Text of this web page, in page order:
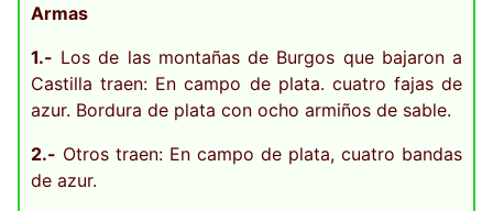
Armas
1.- Los de las montañas de Burgos que bajaron a
Castilla traen: En campo de plata. cuatro fajas de
azur. Bordura de plata con ocho armiños de sable.
2.- Otros traen: En campo de plata, cuatro bandas
de azur.